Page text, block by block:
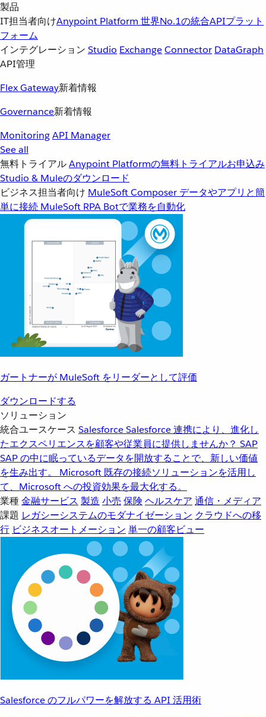
製品
IT担当者向けAnypoint Platform 世界No.1の統合APIプラット
フォーム
インテグレーション Studio ExchangeConnector DataGraph
API管理
Flex Gateway新着情報
Governance新着情報
MonitoringAPI Manager
See all
無料トライアルAnypoint Platformの無料トライアルお申込み
Studio & Muleのダウンロード
ビジネス担当者向け MuleSoft Composer データやアプリと簡
単に接続 MuleSoft RPA Botで業務を自動化
ガートナーが MuleSoft をリーダーとして評価
ダウンロードする
ソリューション
統合ユースケース SalesforceSalesforce 連携により、進化し
たエクスペリエンスを顧客や従業員に提供しませんか？ SAP
SAP の中に眠っているデータを開放することで、新しい価値
を生み出す。
Microsoft 既存の接続ソリューションを活用し
て、Microsoft への投資効果を最大化する。
業種金融サービス 製造 小売 保険 ヘルスケア 通信・メディア
課題 レガシーシステムのモダナイゼーション クラウドへの移
行 ビジネスオートメーション 単一の顧客ビュー
Salesforce のフルパワーを解放する API 活用術